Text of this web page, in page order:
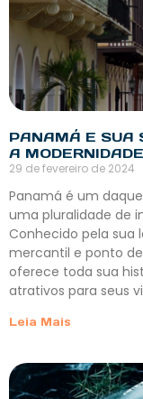
PANAMÁ E SUA
A MODERNIDADE
29 de fevereiro de 2024
Panamá é um
uma pluralidade de
Conhecido pela sua
mercantil e ponto
oferece toda sua
atrativos para seus
Leia Mais